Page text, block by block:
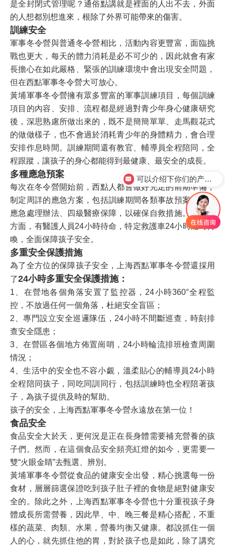
是全封閉式管理呢？通俗點講就是裡面的人出不去，外面
的人想都別想進來，根除了外界可能帶來的傷害。
訓練安全
軍事冬令營與普通冬令營相比，活動內容更豐富，面臨挑
戰也更大，每天的體力消耗是必不可少的，因此就會有家
長擔心在如此嚴格、緊張的訓練環境中會出現安全問題，
但在西點軍事冬令營大可放心。
黃埔軍事冬令營擁有眾多豐富的軍事訓練項目，每個訓練
項目的內容、安排、流程都是經過對青少年身心健康研究
後，深思熟慮所做出來的，既不是簡簡單單、走馬觀花式
的做做樣子，也不會過於消耗青少年的身體精力，會合理
安排作息時間。訓練期間還有教官、輔導員全程陪同，全
程跟蹤，讓孩子的身心都能得到最健康、最安全的成長。
多種應急預案
每次在冬令營開始前，西點人都會做好充足的前期準備，
制定周詳的應急方案，包括訓練期間各類事故預案、多種
應急處理辦法、四級醫療保障，以確保自救措施。在醫療
方面，有醫護人員24小時待命，特定救護車24小時隨時傳
喚，全面保障孩子安全。
多重安全保護措施
為了全方位的保障孩子安全，上海西點軍事冬令營還採用
了24小時多重安全保護措施：
1、在營地各個角落安置了監控器，24小時360°全程監
控，不放過任何一個角落，杜絕安全盲區；
2、專門設立安全巡邏隊伍，24小時不間斷巡查，時刻排
查安全隱患；
3、在營區各個地方佈置崗哨，24小時輪流排班檢查周圍
情況；
4、生活中的安全也不容小覷，溫柔貼心的輔導員24小時
全程陪同孩子，同吃同訓同行，包括訓練時也全程陪著孩
子，為孩子提供及時的幫助。
孩子的安全，上海西點軍事冬令營永遠放在第一位！
食品安全
食品安全大於天，更何況是正在長身體需要補充營養的孩
子們。然而，在這個食品安全頻亮紅燈的如今，更需要一
雙“火眼金睛”去甄選、辨別。
黃埔軍事冬令營從食品的健康安全出發，精心挑選每一份
食材，層層篩選保證吃到孩子肚子裡的食物是絕對健康安
全的。除此之外，上海西點軍事冬令營也十分重視孩子身
體成長所需營養，因此早、中、晚三餐是精心搭配，不重
樣的蔬菜、肉類、水果，營養均衡又健康。都說抓住一個
人的心，就先抓住他的胃，對於孩子也是如此，除了講究
你们是怎么收费的呢？